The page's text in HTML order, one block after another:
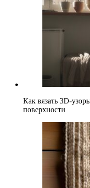
Как вязать 3D-
поверхности